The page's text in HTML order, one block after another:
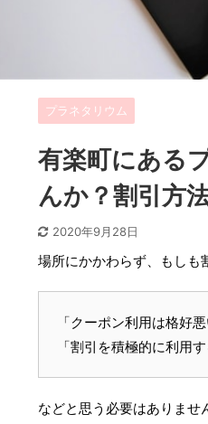
プラネタリウム
有楽町にある
んか？割引方
2020年9月28日
場所にかかわらず、もしも
「クーポン利用は格好悪
「割引を積極的に利用
などと思う必要はありませ